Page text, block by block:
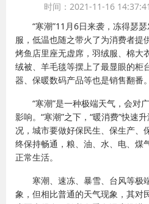
时间：2021-11-16 14:37:41
“寒潮”11月6日来袭，冻得瑟
服，低温也随之带火了为消费者提
烤鱼店里座无虚席，羽绒服、棉大
绒被、羊毛毯等摆上了最显眼的柜
器、保暖数码产品等也是销售翻番
“寒潮”是一种极端天气，会对
影响。“寒潮”之下，“暖消费”快速
况，城市要做好保民生、保生产、
终保持畅通，粮、油、水、电、煤
正常生活。
寒潮、速冻、暴雪、台风等极
象，但相比普通的天气现象，其对